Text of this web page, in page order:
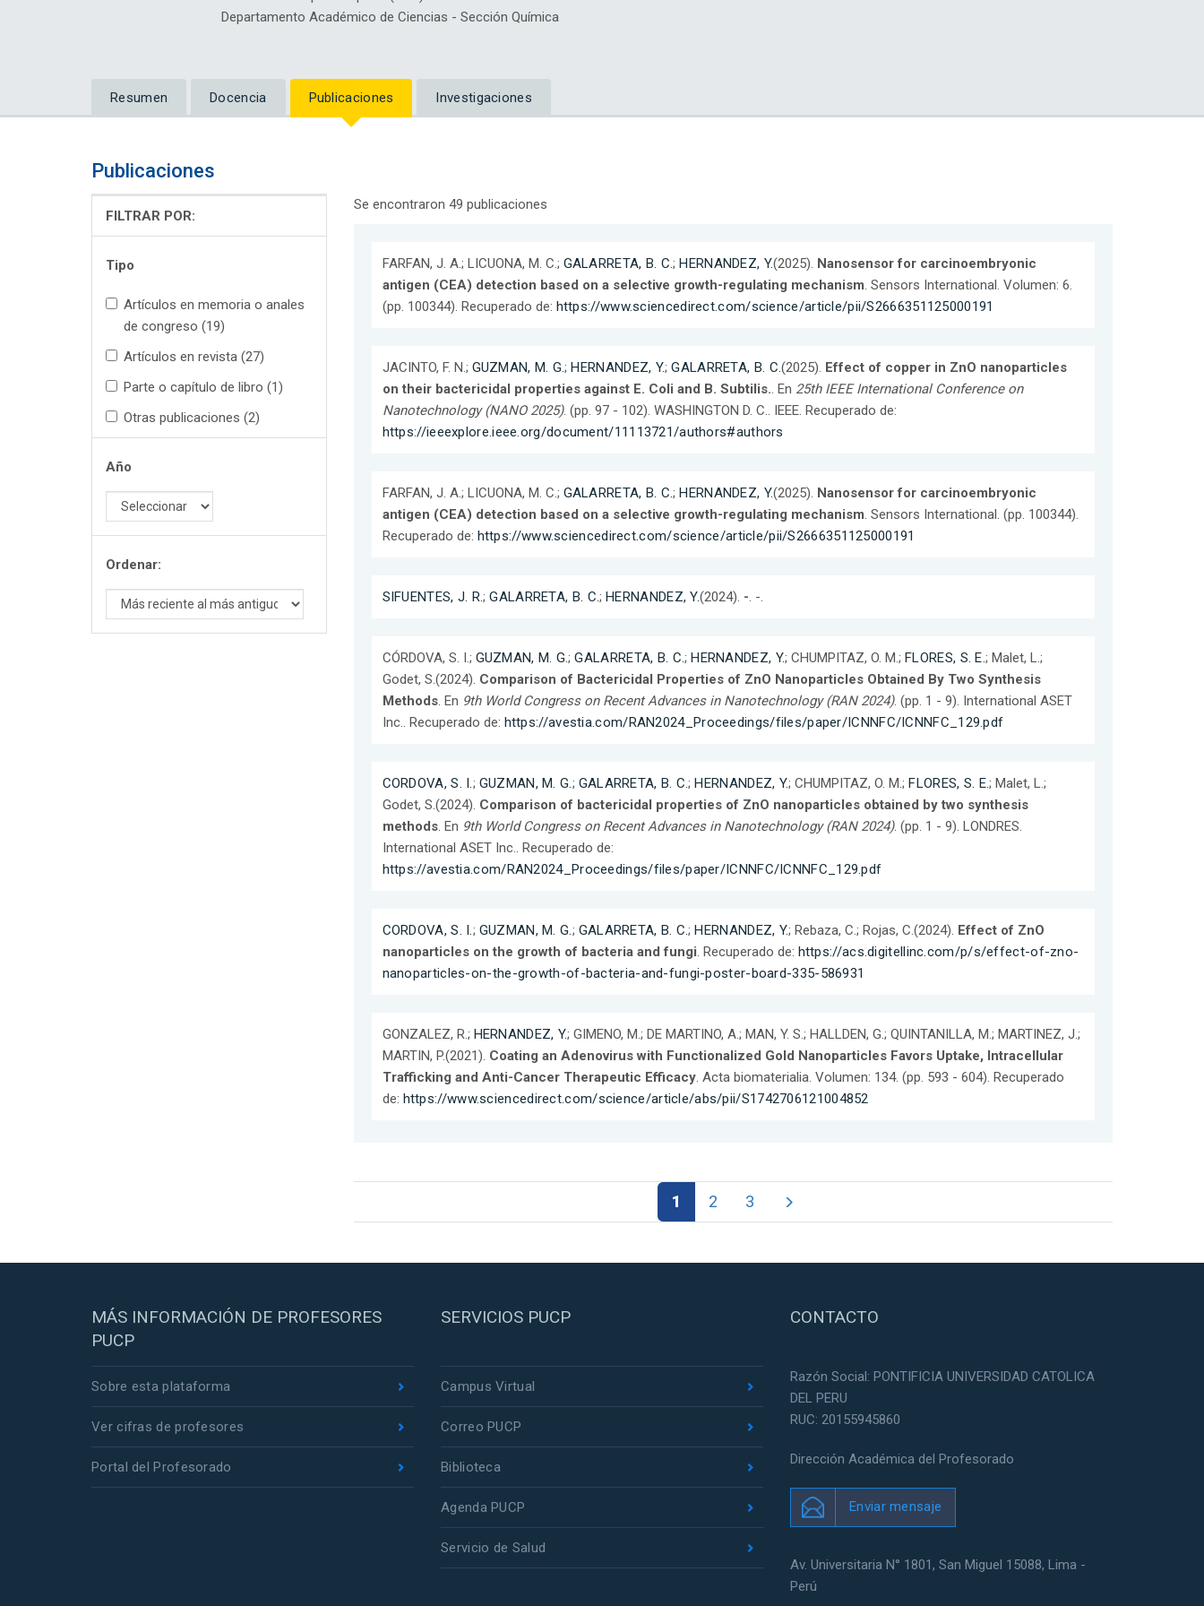
Departamento Académico de Ciencias - Sección Química
Resumen Docencia Publicaciones Investigaciones
Publicaciones
FILTRAR POR:
Tipo
Artículos en memoria o anales
de congreso (19)
Artículos en revista (27)
Parte o capítulo de libro (1)
Otras publicaciones (2)
Año
Ordenar:
Se encontraron 49 publicaciones
FARFAN, J. A.; LICUONA, M. C.; GALARRETA, B. C.; HERNANDEZ, Y.(2025). Nanosensor for carcinoembryonic
antigen (CEA) detection based on a selective growth-regulating mechanism. Sensors International. Volumen: 6.
(pp. 100344). Recuperado de: https://www.sciencedirect.com/science/article/pii/S2666351125000191
JACINTO, F. N.; GUZMAN, M. G.; HERNANDEZ, Y.;GALARRETA, B. C.(2025). Effect of copper in ZnO nanoparticles
on their bactericidal properties against E. Coli and B. Subtilis.. En 25th IEEE International Conference on
Nanotechnology (NANO 2025). (pp. 97 - 102). WASHINGTON D. C.. IEEE. Recuperado de:
https://ieeexplore.ieee.org/document/11113721/authors#authors
FARFAN, J. A.; LICUONA, M. C.; GALARRETA, B. C.; HERNANDEZ, Y.(2025). Nanosensor for carcinoembryonic
antigen (CEA) detection based on a selective growth-regulating mechanism. Sensors International. (pp. 100344).
Recuperado de: https://www.sciencedirect.com/science/article/pii/S2666351125000191
SIFUENTES, J. R.;GALARRETA, B. C.; HERNANDEZ, Y.(2024). -. -.
CÓRDOVA, S. I.; GUZMAN, M. G.;GALARRETA, B. C.; HERNANDEZ, Y.; CHUMPITAZ, O. M.; FLORES, S. E.; Malet, L.;
Godet, S.(2024). Comparison of Bactericidal Properties of ZnO Nanoparticles Obtained By Two Synthesis
Methods. En 9th World Congress on Recent Advances in Nanotechnology (RAN 2024). (pp. 1 - 9). International ASET
Inc.. Recuperado de: https://avestia.com/RAN2024_Proceedings/files/paper/ICNNFC/ICNNFC_129.pdf
CORDOVA, S. I.; GUZMAN, M. G.; GALARRETA, B. C.; HERNANDEZ, Y.; CHUMPITAZ, O. M.; FLORES, S. E.; Malet, L.;
Godet, S.(2024). Comparison of bactericidal properties of ZnO nanoparticles obtained by two synthesis
methods. En 9th World Congress on Recent Advances in Nanotechnology (RAN 2024). (pp. 1 - 9). LONDRES.
International ASET Inc.. Recuperado de:
https://avestia.com/RAN2024_Proceedings/files/paper/ICNNFC/ICNNFC_129.pdf
CORDOVA, S. I.; GUZMAN, M. G.; GALARRETA, B. C.; HERNANDEZ, Y.; Rebaza, C.; Rojas, C.(2024). Effect of ZnO
nanoparticles on the growth of bacteria and fungi. Recuperado de: https://acs.digitellinc.com/p/s/effect-of-zno-
nanoparticles-on-the-growth-of-bacteria-and-fungi-poster-board-335-586931
GONZALEZ, R.; HERNANDEZ, Y.; GIMENO, M.; DE MARTINO, A.; MAN, Y. S.; HALLDEN, G.; QUINTANILLA, M.; MARTINEZ, J.;
MARTIN, P.(2021). Coating an Adenovirus with Functionalized Gold Nanoparticles Favors Uptake, Intracellular
Trafficking and Anti-Cancer Therapeutic Efficacy. Acta biomaterialia. Volumen: 134. (pp. 593 - 604). Recuperado
de: https://www.sciencedirect.com/science/article/abs/pii/S1742706121004852
1 2 3
MÁS INFORMACIÓN DE PROFESORES
PUCP
Sobre esta plataforma
Ver cifras de profesores
Portal del Profesorado
SERVICIOS PUCP
Campus Virtual
Correo PUCP
Biblioteca
Agenda PUCP
Servicio de Salud
CONTACTO
Razón Social: PONTIFICIA UNIVERSIDAD CATOLICA
DEL PERU
RUC: 20155945860
Dirección Académica del Profesorado
Enviar mensaje
Av. Universitaria N° 1801, San Miguel 15088, Lima -
Perú